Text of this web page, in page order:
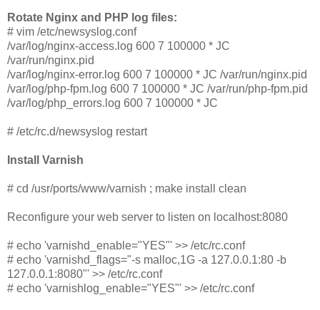
Rotate Nginx and PHP log files:
# vim /etc/newsyslog.conf
/var/log/nginx-access.log 600 7 100000 * JC
/var/run/nginx.pid
/var/log/nginx-error.log 600 7 100000 * JC /var/run/nginx.pid
/var/log/php-fpm.log 600 7 100000 * JC /var/run/php-fpm.pid
/var/log/php_errors.log 600 7 100000 * JC
# /etc/rc.d/newsyslog restart
Install Varnish
# cd /usr/ports/www/varnish ; make install clean
Reconfigure your web server to listen on localhost:8080
# echo 'varnishd_enable="YES"' >> /etc/rc.conf
# echo 'varnishd_flags="-s malloc,1G -a 127.0.0.1:80 -b
127.0.0.1:8080"' >> /etc/rc.conf
# echo 'varnishlog_enable="YES"' >> /etc/rc.conf